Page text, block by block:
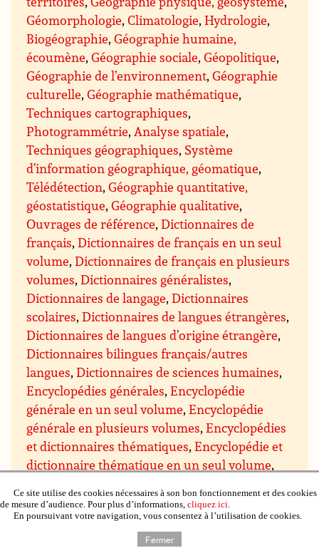
Géomorphologie,Climatologie,Hydrologie,
Biogéographie,Géographie humaine,
écoumène,Géographie sociale,Géopolitique,
Géographie de l’environnement,Géographie
culturelle,Géographie mathématique,
Techniques cartographiques,
Photogrammétrie, Analyse spatiale,
Techniques géographiques, Système
d’information géographique, géomatique,
Télédétection,Géographie quantitative,
géostatistique,Géographie qualitative,
Ouvrages de référence,Dictionnaires de
français,Dictionnaires de français en un seul
volume,Dictionnaires de français en plusieurs
volumes,Dictionnaires généralistes,
Dictionnaires de langage,Dictionnaires
scolaires,Dictionnaires de langues étrangères,
Dictionnaires de langues d’origine étrangère,
Dictionnaires bilingues français/autres
langues,Dictionnaires de sciences humaines,
Encyclopédies générales,Encyclopédie
générale en un seul volume,Encyclopédie
générale en plusieurs volumes,Encyclopédies
et dictionnaires thématiques,Encyclopédie et
dictionnaire thématique en un seul volume,
plusieurs volumes,Encyclopédies en
fascicules,Ouvrages de documentation,
Catalogue éditeur
Ce site utilise des cookies nécessaires à son bon fonctionnement et des cookies
de mesure d’audience. Pour plus d’informations, cliquez ici.
En poursuivant votre navigation, vous consentez à l’utilisation de cookies.
Fermer